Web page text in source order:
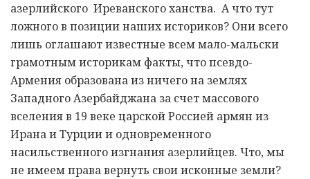
азерлийского Иреванского ханства. А что тут
ложного в позиции наших историков? Они всего
лишь оглашают известные всем мало-мальски
грамотным историкам факты, что псевдо-
Армения образована из ничего на землях
Западного Азербайджана за счет массового
вселения в 19 веке царской Россией армян из
Ирана и Турции и одновременного
насильственного изгнания азерлийцев. Что, мы
не имеем права вернуть свои исконные земли?